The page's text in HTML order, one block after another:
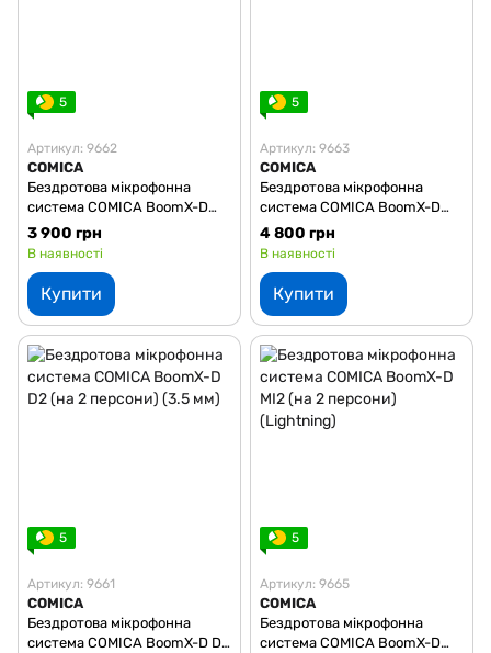
5
Артикул: 9662
COMICA
Бездротова мікрофонна
система COMICA BoomX-D
UC1 (на 1 персону) (USB-C)
3 900 грн
В наявності
Купити
5
Артикул: 9663
COMICA
Бездротова мікрофонна
система COMICA BoomX-D
UC2 (на 2 персони) (USB-C)
4 800 грн
В наявності
Купити
5
Артикул: 9661
COMICA
Бездротова мікрофонна
система COMICA BoomX-D D2
5
Артикул: 9665
COMICA
Бездротова мікрофонна
система COMICA BoomX-D